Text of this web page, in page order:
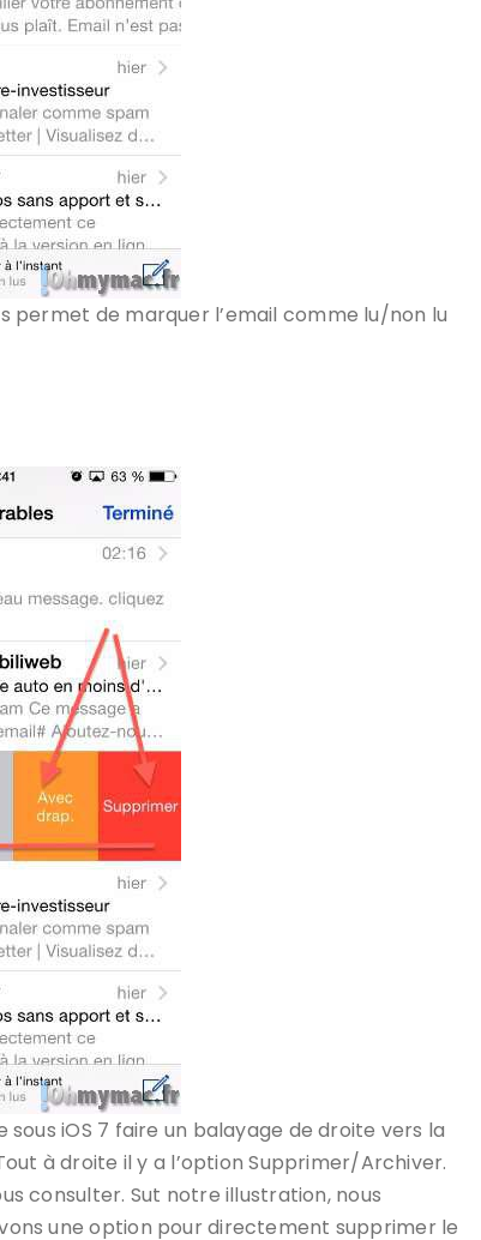
permet de marquer l’email comme lu/non lu
sous iOS 7 faire un balayage de droite vers la
à droite il y a l’option Supprimer/Archiver.
consulter. Sut notre illustration, nous
une option pour directement supprimer le